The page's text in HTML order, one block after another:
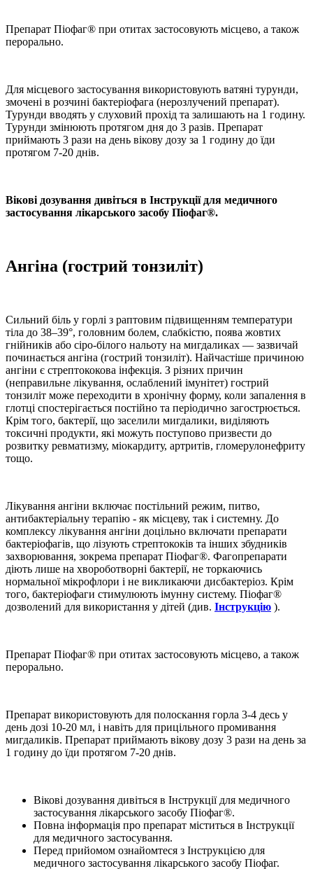
Препарат Піофаг® при отитах застосовують місцево, а також
перорально.
Для місцевого застосування використовують ватяні турунди,
змочені в розчині бактеріофага (нерозлучений препарат).
Турунди вводять у слуховий прохід та залишають на 1 годину.
Турунди змінюють протягом дня до 3 разів. Препарат
приймають 3 рази на день вікову дозу за 1 годину до їди
протягом 7-20 днів.
Вікові дозування дивіться в Інструкції для медичного
застосування лікарського засобу Піофаг®.
Ангіна (гострий тонзиліт)
Сильний біль у горлі з раптовим підвищенням температури
тіла до 38–39°, головним болем, слабкістю, поява жовтих
гнійників або сіро-білого нальоту на мигдаликах — зазвичай
починається ангіна (гострий тонзиліт). Найчастіше причиною
ангіни є стрептококова інфекція. З різних причин
(неправильне лікування, ослаблений імунітет) гострий
тонзиліт може переходити в хронічну форму, коли запалення в
глотці спостерігається постійно та періодично загострюється.
Крім того, бактерії, що заселили мигдалики, виділяють
токсичні продукти, які можуть поступово призвести до
розвитку ревматизму, міокардиту, артритів, гломерулонефриту
тощо.
Лікування ангіни включає постільний режим, питво,
антибактеріальну терапію - як місцеву, так і системну. До
комплексу лікування ангіни доцільно включати препарати
бактеріофагів, що лізують стрептококів та інших збудників
захворювання, зокрема препарат Піофаг®. Фагопрепарати
діють лише на хвороботворні бактерії, не торкаючись
нормальної мікрофлори і не викликаючи дисбактеріоз. Крім
того, бактеріофаги стимулюють імунну систему. Піофаг®
дозволений для використання у дітей (див. Інструкцію ).
Препарат Піофаг® при отитах застосовують місцево, а також
перорально.
Препарат використовують для полоскання горла 3-4 десь у
день дозі 10-20 мл, і навіть для прицільного промивання
мигдаликів. Препарат приймають вікову дозу 3 рази на день за
1 годину до їди протягом 7-20 днів.
Вікові дозування дивіться в Інструкції для медичного
застосування лікарського засобу Піофаг®.
Повна інформація про препарат міститься в Інструкції
для медичного застосування.
Перед прийомом ознайомтеся з Інструкцією для
медичного застосування лікарського засобу Піофаг.